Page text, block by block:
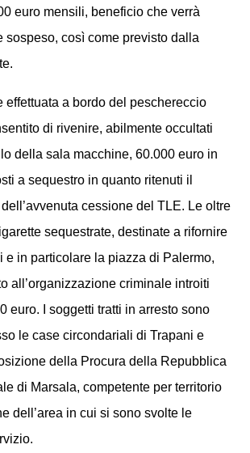
euro mensili, beneficio che verrà
sospeso, così come previsto dalla
effettuata a bordo del peschereccio
di rivenire, abilmente occultati
della sala macchine, 60.000 euro in
a sequestro in quanto ritenuti il
cessione del TLE. Le oltre
sequestrate, destinate a rifornire
e in particolare la piazza di Palermo,
all’organizzazione criminale introiti
euro. I soggetti tratti in arresto sono
le case circondariali di Trapani e
della Procura della Repubblica
di Marsala, competente per territorio
dell’area in cui si sono svolte le